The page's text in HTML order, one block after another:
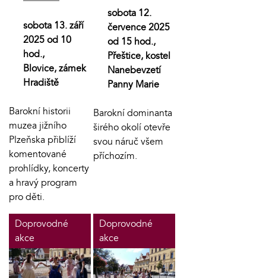
sobota 13. září
2025 od 10
hod.,
Blovice, zámek
Hradiště
Barokní historii
muzea jižního
Plzeňska přiblíží
komentované
prohlídky, koncerty
a hravý program
pro děti.
sobota 12.
července 2025
od 15 hod.,
Přeštice, kostel
Nanebevzetí
Panny Marie
Barokní dominanta
širého okolí otevře
svou náruč všem
příchozím.
Doprovodné
akce
Doprovodné
akce